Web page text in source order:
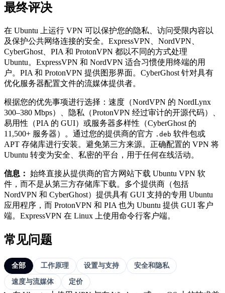
最终评决
在 Ubuntu 上运行 VPN 可以保护您的隐私、访问受限内容以
及保护公共网络连接的安全。ExpressVPN、NordVPN、
CyberGhost、PIA 和 ProtonVPN 都以不同的方式处理
Ubuntu。ExpressVPN 和 NordVPN 适合习惯使用终端的用
户。PIA 和 ProtonVPN 提供图形界面。CyberGhost 针对具有
优化服务器配置文件的流媒体提供者。
根据您的优先事项进行选择：速度（NordVPN 的 NordLynx
300–380 Mbps）、隐私（ProtonVPN 经过审计的开源代码）、
易用性（PIA 的 GUI）或服务器多样性（CyberGhost 的
11,500+ 服务器）。通过您的提供商的官方 .deb 软件包或
APT 存储库进行安装。避免第三方来源。正确配置的 VPN 将
Ubuntu 转变为安全、私密的平台，用于任何在线活动。
信息： 始终直接从提供商的官方网站下载 Ubuntu VPN 软
件，而不是从第三方存储库下载。多个提供商（包括
NordVPN 和 CyberGhost）提供具有 GUI 支持的专用 Ubuntu
应用程序，而 ProtonVPN 和 PIA 也为 Ubuntu 提供 GUI 客户
端。ExpressVPN 在 Linux 上使用命令行客户端。
常见问题
全部 工作原理 设置与支持
安全和隐私
速度与流媒体
定价